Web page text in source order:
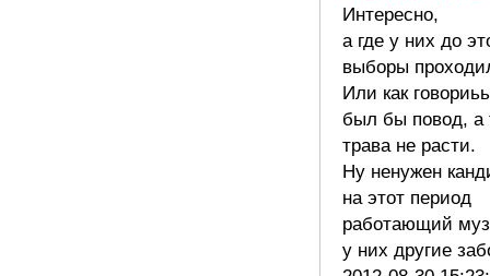
Интересно,
а где у них до
выборы
Или как
был бы повод, а
трава не расти.
Ну ненужен
на этот период
работающий
у них другие